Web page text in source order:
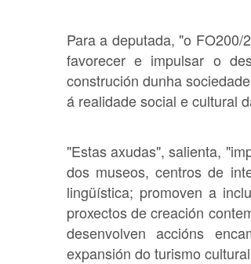
Para a deputada, "o
favorecer e impulsar o
construción dunha
á realidade social e cultural
"Estas axudas", salienta,
dos museos, centros de
lingüística; promoven a
proxectos de creación
desenvolven accións
expansión do turismo